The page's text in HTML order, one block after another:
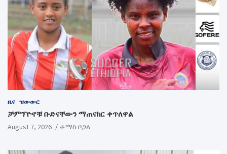
ዜና ዝውውር
ቻምፕዮኖቹ ቡድናቸውን ማጠናከር ቀጥለዋል
August 7, 2026 ቶማስ ቦጋለ